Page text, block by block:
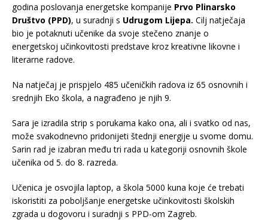
godina poslovanja energetske kompanije Prvo Plinarsko
Društvo (PPD), u suradnji s Udrugom Lijepa. Cilj natječaja
bio je potaknuti učenike da svoje stečeno znanje o
energetskoj učinkovitosti predstave kroz kreativne likovne i
literarne radove.
Na natječaj je prispjelo 485 učeničkih radova iz 65 osnovnih i
srednjih Eko škola, a nagrađeno je njih 9.
Sara je izradila strip s porukama kako ona, ali i svatko od nas,
može svakodnevno pridonijeti štednji energije u svome domu.
Sarin rad je izabran među tri rada u kategoriji osnovnih škole
učenika od 5. do 8. razreda.
Učenica je osvojila laptop, a škola 5000 kuna koje će trebati
iskoristiti za poboljšanje energetske učinkovitosti školskih
zgrada u dogovoru i suradnji s PPD-om Zagreb.